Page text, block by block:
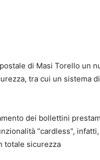
di Masi Torello un
tra cui un sistema
dei bollettini
“cardless”,
totale sicurezza